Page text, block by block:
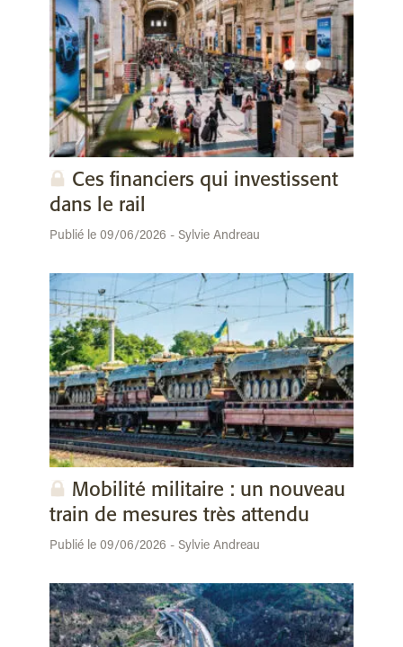
Ces financiers qui investissent
dans le rail
Publié le 09/06/2026 - Sylvie Andreau
Mobilité militaire : un nouveau
train de mesures très attendu
Publié le 09/06/2026 - Sylvie Andreau